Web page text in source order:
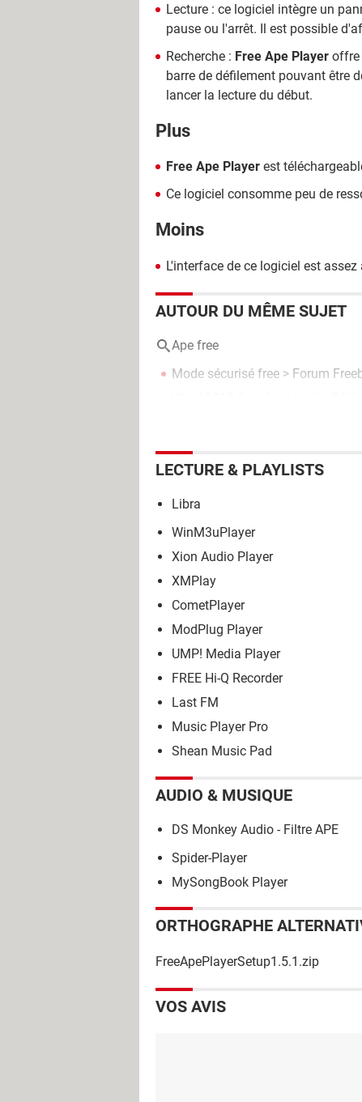
Lecture : ce logiciel intègre un
pause ou l'arrêt. Il est possible
Recherche : Free Ape Player offre
barre de défilement pouvant être
lancer la lecture du début.
Plus
Free Ape Player est
Ce logiciel consomme peu de
Moins
L'interface de ce logiciel est assez
AUTOUR DU MÊME SUJET
Ape free
Mode sécurisé free > Forum
>
LECTURE & PLAYLISTS
Libra
WinM3uPlayer
Xion Audio Player
XMPlay
CometPlayer
ModPlug Player
UMP! Media Player
FREE Hi-Q Recorder
Last FM
Music Player Pro
Shean Music Pad
AUDIO & MUSIQUE
DS Monkey Audio - Filtre APE
Spider-Player
MySongBook Player
ORTHOGRAPHE
FreeApePlayerSetup1.5.1.zip
VOS AVIS